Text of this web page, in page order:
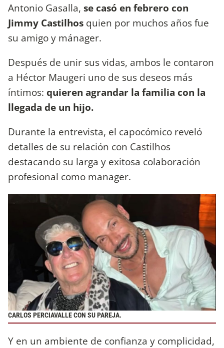
Antonio Gasalla, se casó en febrero con
Jimmy Castilhos quien por muchos años fue
su amigo y mánager.
Después de unir sus vidas, ambos le contaron
a Héctor Maugeri uno de sus deseos más
íntimos: quieren agrandar la familia con la
llegada de un hijo.
Durante la entrevista, el capocómico reveló
detalles de su relación con Castilhos
destacando su larga y exitosa colaboración
profesional como manager.
CARLOS PERCIAVALLE CON SU PAREJA.
Y en un ambiente de confianza y complicidad,